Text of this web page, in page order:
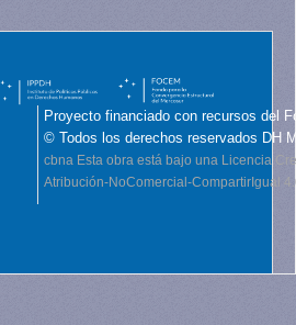
Proyecto financiado con recursos del
© Todos los derechos reservados DH
cbna Esta obra está bajo una Licencia
Atribución-NoComercial-CompartirIgual